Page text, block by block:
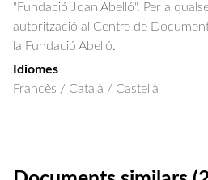
"Fundació Joan Abelló". Per a
autorització al Centre de
la Fundació Abelló.
Idiomes
Francès / Català / Castellà